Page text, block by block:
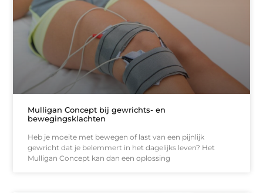
Mulligan Concept bij gewrichts- en
bewegingsklachten
Heb je moeite met bewegen of last van een pijnlijk
gewricht dat je belemmert in het dagelijks leven? Het
Mulligan Concept kan dan een oplossing